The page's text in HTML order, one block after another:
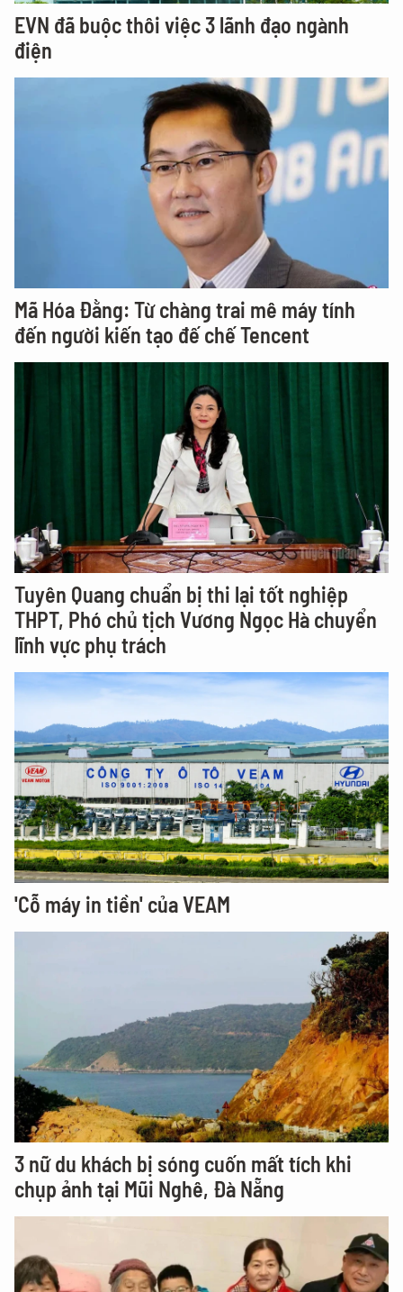
EVN đã buộc thôi việc 3 lãnh đạo ngành
điện
Mã Hóa Đằng: Từ chàng trai mê máy tính
đến người kiến tạo đế chế Tencent
Tuyên Quang chuẩn bị thi lại tốt nghiệp
THPT, Phó chủ tịch Vương Ngọc Hà chuyển
lĩnh vực phụ trách
'Cỗ máy in tiền' của VEAM
3 nữ du khách bị sóng cuốn mất tích khi
chụp ảnh tại Mũi Nghê, Đà Nẵng